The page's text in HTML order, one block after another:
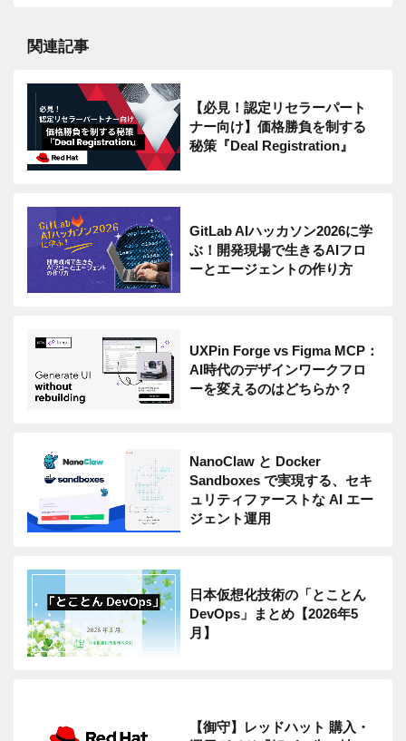
関連記事
【必見！認定リセラーパート
ナー向け】価格勝負を制する
秘策『Deal Registration』
GitLab AIハッカソン2026に学
ぶ！開発現場で生きるAIフロ
ーとエージェントの作り方
UXPin Forge vs Figma MCP：
AI時代のデザインワークフロ
ーを変えるのはどちらか？
NanoClaw と Docker
Sandboxes で実現する、セキ
ュリティファーストな AI エー
ジェント運用
日本仮想化技術の「とことん
DevOps」まとめ【2026年5
月】
【御守】レッドハット 購入・